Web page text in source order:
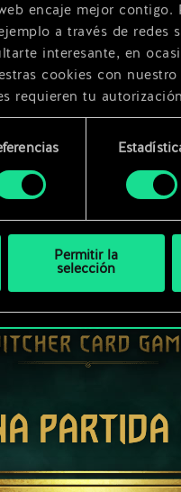
encaje mejor contigo.
a través de redes
interesante, en
cookies con
requieren tu
sobre nuestro uso
Permitir la
selección